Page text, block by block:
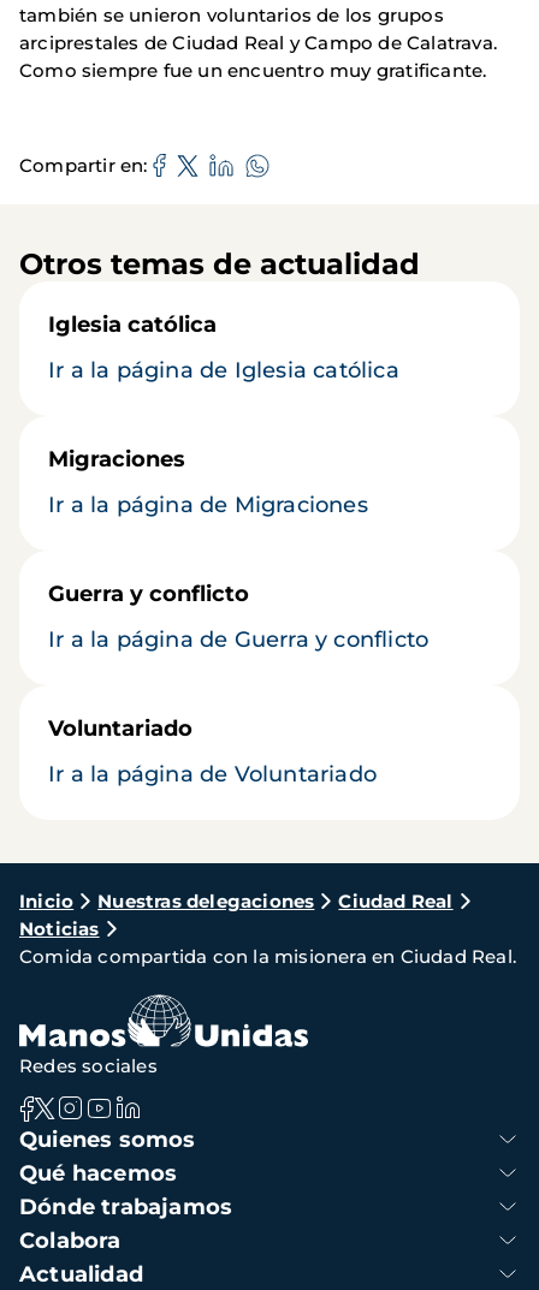
también se unieron voluntarios de los grupos
arciprestales de Ciudad Real y Campo de Calatrava.
Como siempre fue un encuentro muy gratificante.
Compartir en
Otros temas de actualidad
Iglesia católica
Ir a la página de Iglesia católica
Migraciones
Ir a la página de Migraciones
Guerra y conflicto
Ir a la página de Guerra y conflicto
Voluntariado
Ir a la página de Voluntariado
Ruta
de
navegación
Inicio Nuestras delegaciones
Ciudad Real
Noticias
Comida compartida con la misionera en Ciudad Real.
Navegación
principal
Quienes somos
Qué hacemos
Dónde trabajamos
Colabora
Actualidad
Redes sociales